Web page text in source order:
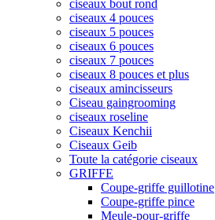
ciseaux bout rond
ciseaux 4 pouces
ciseaux 5 pouces
ciseaux 6 pouces
ciseaux 7 pouces
ciseaux 8 pouces et plus
ciseaux amincisseurs
Ciseau gaingrooming
ciseaux roseline
Ciseaux Kenchii
Ciseaux Geib
Toute la catégorie ciseaux
GRIFFE
Coupe-griffe guillotine
Coupe-griffe pince
Meule-pour-griffe